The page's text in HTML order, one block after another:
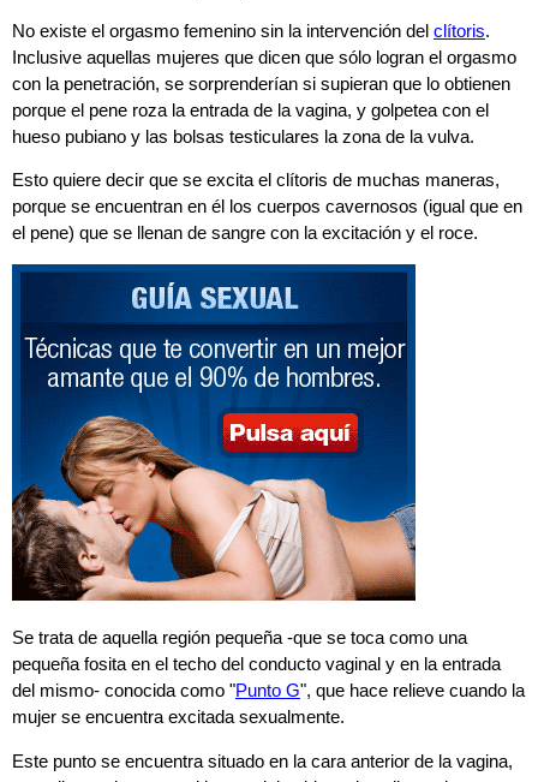
No existe el orgasmo femenino sin la intervención del clítoris.
Inclusive aquellas mujeres que dicen que sólo logran el orgasmo
con la penetración, se sorprenderían si supieran que lo obtienen
porque el pene roza la entrada de la vagina, y golpetea con el
hueso pubiano y las bolsas testiculares la zona de la vulva.
Esto quiere decir que se excita el clítoris de muchas maneras,
porque se encuentran en él los cuerpos cavernosos (igual que en
el pene) que se llenan de sangre con la excitación y el roce.
Se trata de aquella región pequeña -que se toca como una
pequeña fosita en el techo del conducto vaginal y en la entrada
del mismo- conocida como "Punto G", que hace relieve cuando la
mujer se encuentra excitada sexualmente.
Este punto se encuentra situado en la cara anterior de la vagina,